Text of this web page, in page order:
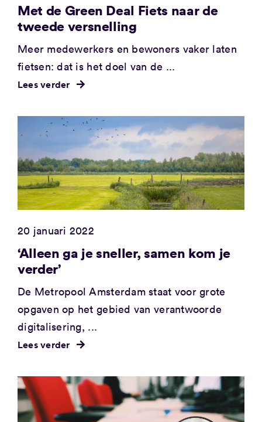
Met de Green Deal Fiets naar de
tweede versnelling
Meer medewerkers en bewoners vaker laten
fietsen: dat is het doel van de ...
Lees verder
20 januari 2022
‘Alleen ga je sneller, samen kom je
verder’
De Metropool Amsterdam staat voor grote
opgaven op het gebied van verantwoorde
digitalisering, ...
Lees verder